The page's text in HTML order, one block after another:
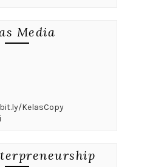
Media
KelasCopy